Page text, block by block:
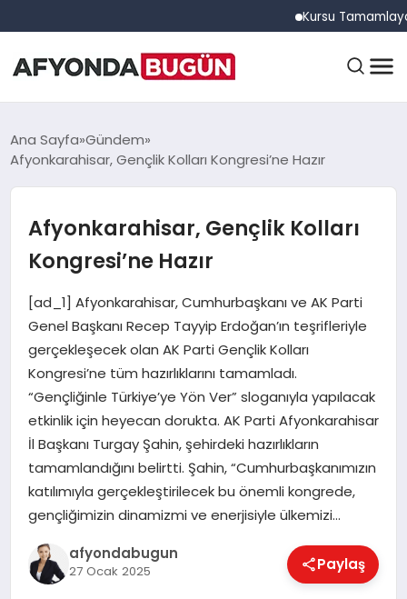
Kursu Tamamlayan
ANASAYFA
EĞITIM
EKONOMI
MAGAZIN
SAĞLIK
Ana Sayfa Gündem
Afyonkarahisar, Gençlik Kolları Kongresi’ne Hazır
Afyonkarahisar, Gençlik Kolları
Kongresi’ne Hazır
[ad_1] Afyonkarahisar, Cumhurbaşkanı ve AK Parti
Genel Başkanı Recep Tayyip Erdoğan’ın teşrifleriyle
gerçekleşecek olan AK Parti Gençlik Kolları
Kongresi’ne tüm hazırlıklarını tamamladı.
“Gençliğinle Türkiye’ye Yön Ver” sloganıyla yapılacak
etkinlik için heyecan dorukta. AK Parti Afyonkarahisar
İl Başkanı Turgay Şahin, şehirdeki hazırlıkların
tamamlandığını belirtti. Şahin, “Cumhurbaşkanımızın
katılımıyla gerçekleştirilecek bu önemli kongrede,
gençliğimizin dinamizmi ve enerjisiyle ülkemizi…
afyondabugun
27 Ocak 2025 Paylaş